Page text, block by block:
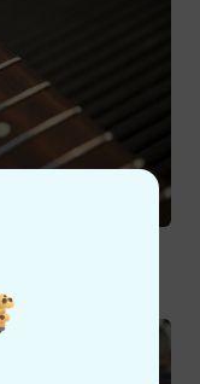
lassen: Keine